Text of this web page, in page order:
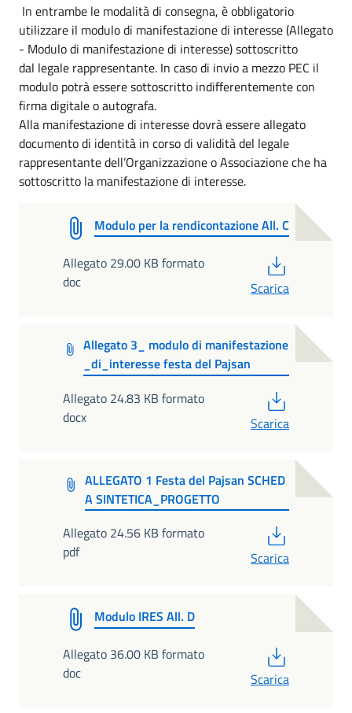
In entrambe le modalità di consegna, è obbligatorio
utilizzare il modulo di manifestazione di interesse (Allegato
- Modulo di manifestazione di interesse) sottoscritto
dal legale rappresentante. In caso di invio a mezzo PEC il
modulo potrà essere sottoscritto indifferentemente con
firma digitale o autografa.
Alla manifestazione di interesse dovrà essere allegato
documento di identità in corso di validità del legale
rappresentante dell’Organizzazione o Associazione che ha
sottoscritto la manifestazione di interesse.
Modulo per la rendicontazione All. C
Allegato 29.00 KB formato
doc
Scarica
Allegato 3_ modulo di manifestazione
_di_interesse festa del Pajsan
Allegato 24.83 KB formato
docx
Scarica
ALLEGATO 1 Festa del Pajsan SCHED
A SINTETICA_PROGETTO
Allegato 24.56 KB formato
pdf
Scarica
Modulo IRES All. D
Allegato 36.00 KB formato
doc
Scarica